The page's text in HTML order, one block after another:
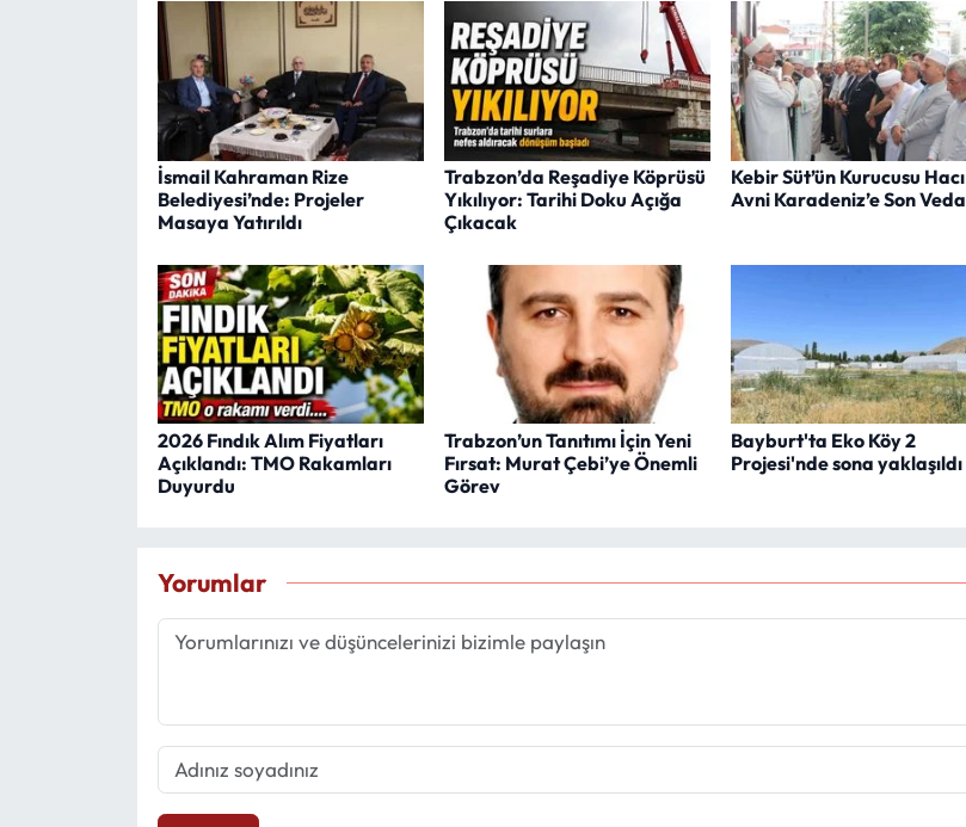
İsmail Kahraman Rize
Belediyesi’nde: Projeler
Masaya Yatırıldı
Trabzon’da Reşadiye Köprüsü
Yıkılıyor: Tarihi Doku Açığa
Çıkacak
Kebir Süt’ün Kurucusu Hacı
Avni Karadeniz’e Son Veda
2026 Fındık Alım Fiyatları
Açıklandı: TMO Rakamları
Duyurdu
Trabzon’un Tanıtımı İçin Yeni
Fırsat: Murat Çebi’ye Önemli
Görev
Bayburt'ta Eko Köy 2
Projesi'nde sona yaklaşıldı
Yorumlar